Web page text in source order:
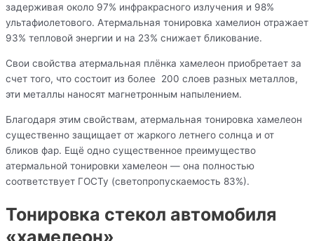
задерживая около 97% инфракрасного излучения и 98%
ультафиолетового. Атермальная тонировка хамелион отражает
93% тепловой энергии и на 23% снижает бликование.
Свои свойства атермальная плёнка хамелеон приобретает за
счет того, что состоит из более 200 слоев разных металлов,
эти металлы наносят магнетронным напылением.
Благодаря этим свойствам, атермальная тонировка хамелеон
существенно защищает от жаркого летнего солнца и от
бликов фар. Ещё одно существенное преимущество
атермальной тонировки хамелеон — она полностью
соответствует ГОСТу (светопропускаемость 83%).
Тонировка стекол автомобиля